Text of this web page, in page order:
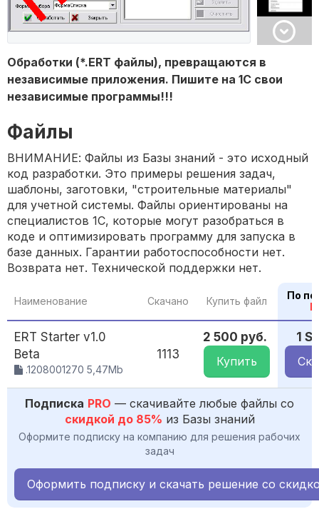
Обработки (*.ERT файлы), превращаются в
независимые приложения. Пишите на 1С свои
независимые программы!!!
Файлы
ВНИМАНИЕ: Файлы из Базы знаний - это исходный
код разработки. Это примеры решения задач,
шаблоны, заготовки, "строительные материалы"
для учетной системы. Файлы ориентированы на
специалистов 1С, которые могут разобраться в
коде и оптимизировать программу для запуска в
базе данных. Гарантии работоспособности нет.
Возврата нет. Технической поддержки нет.
Наименование Скачано Купить файл
По
ERT Starter v1.0
Beta
.1208001270 5,47Mb
1113
2 500 руб.
Купить
1
Подписка PRO — скачивайте любые файлы со
скидкой до 85% из Базы знаний
Оформите подписку на компанию для решения рабочих
задач
Оформить подписку и скачать решение со